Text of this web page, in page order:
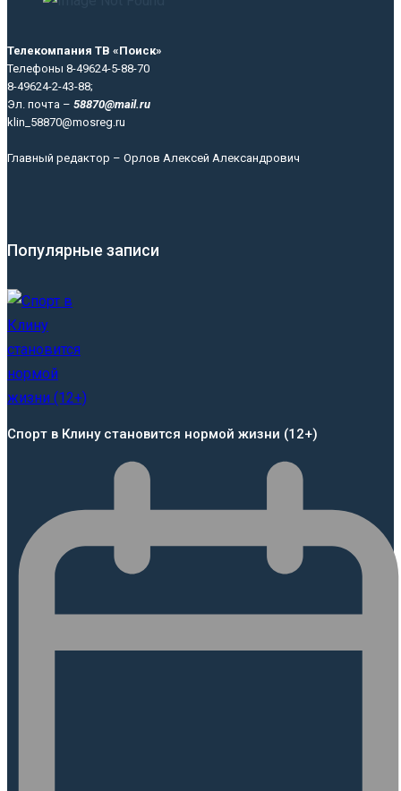
Телекомпания ТВ «Поиск»
Телефоны 8-49624-5-88-70
8-49624-2-43-88;
Эл. почта – 58870@mail.ru
klin_58870@mosreg.ru
Главный редактор – Орлов Алексей Александрович
Популярные записи
Спорт в Клину становится нормой жизни (12+)